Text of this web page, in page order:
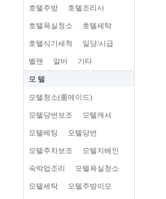
호텔주방 호텔조리사
호텔욕실청소 호텔세탁
호텔식기세척 일당/시급
벨맨 알바 기타
모 텔
모텔청소(룸메이드)
모텔당번보조 모텔캐셔
모텔베팅 모텔당번
모텔주차보조 모텔지배인
숙박업조리 모텔욕실청소
모텔세탁 모텔주방이모